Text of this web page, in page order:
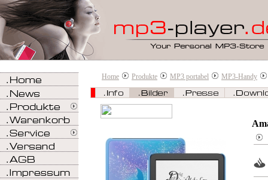
Home Produkte MP3 portabel MP3-Handy